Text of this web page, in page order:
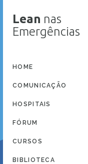
Lean nas
Emergências
HOME
COMUNICAÇÃO
HOSPITAIS
FÓRUM
CURSOS
BIBLIOTECA